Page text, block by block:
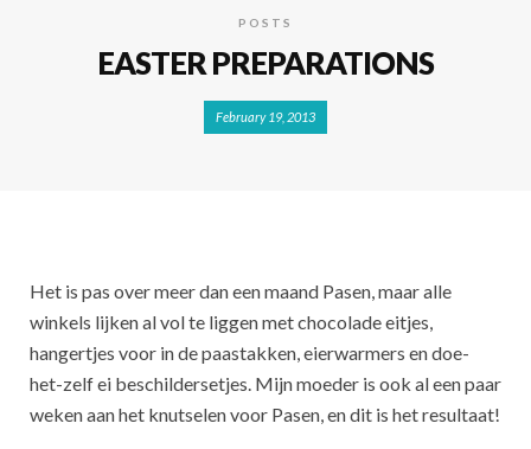
POSTS
EASTER PREPARATIONS
February 19, 2013
Het is pas over meer dan een maand Pasen, maar alle
winkels lijken al vol te liggen met chocolade eitjes,
hangertjes voor in de paastakken, eierwarmers en doe-
het-zelf ei beschildersetjes. Mijn moeder is ook al een paar
weken aan het knutselen voor Pasen, en dit is het resultaat!